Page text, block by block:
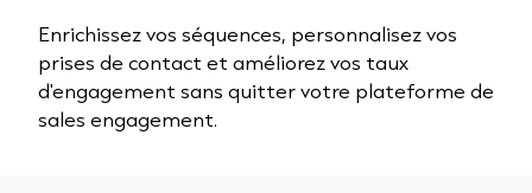
Enrichissez vos séquences, personnalisez vos
prises de contact et améliorez vos taux
d'engagement sans quitter votre plateforme de
sales engagement.